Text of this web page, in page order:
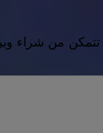
من شراء وبيع